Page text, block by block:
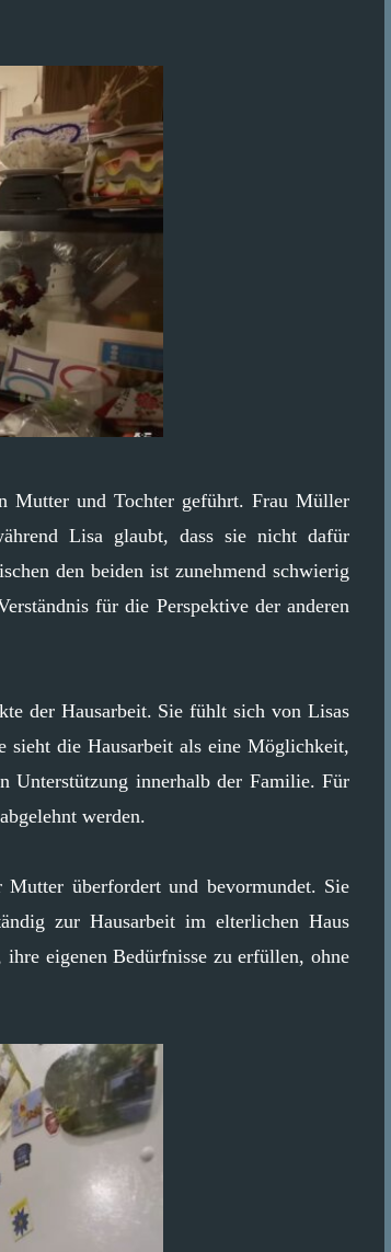
Mutter und Tochter geführt. Frau Müller
Lisa glaubt, dass sie nicht dafür
den beiden ist zunehmend schwierig
für die Perspektive der anderen
der Hausarbeit. Sie fühlt sich von Lisas
sieht die Hausarbeit als eine Möglichkeit,
Unterstützung innerhalb der Familie. Für
werden.
überfordert und bevormundet. Sie
zur Hausarbeit im elterlichen Haus
eigenen Bedürfnisse zu erfüllen, ohne